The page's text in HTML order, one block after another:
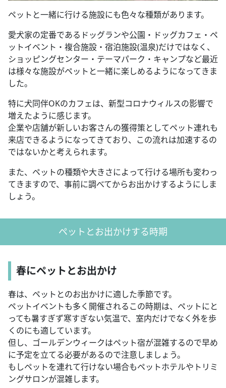
ペットと一緒に行ける施設にも色々な種類があります。
愛犬家の定番であるドッグランや公園・ドッグカフェ・ペ
ットイベント・複合施設・宿泊施設(温泉)だけではなく、
ショッピングセンター・テーマパーク・キャンプなど最近
は様々な施設がペットと一緒に楽しめるようになってきま
した。
特に犬同伴OKのカフェは、新型コロナウィルスの影響で
増えたように感じます。
企業や店舗が新しいお客さんの獲得策としてペット連れも
来店できるようになってきており、この流れは加速するの
ではないかと考えられます。
また、ペットの種類や大きさによって行ける場所も変わっ
てきますので、事前に調べてからお出かけするようにしま
しょう。
ペットとお出かけする時期
春にペットとお出かけ
春は、ペットとのお出かけに適した季節です。
ペットイベントも多く開催されるこの時期は、ペットにと
っても暑すぎず寒すぎない気温で、室内だけでなく外を歩
くのにも適しています。
但し、ゴールデンウィークはペット宿が混雑するので早め
に予定を立てる必要があるので注意しましょう。
もしペットを連れて行けない場合もペットホテルやトリミ
ングサロンが混雑します。